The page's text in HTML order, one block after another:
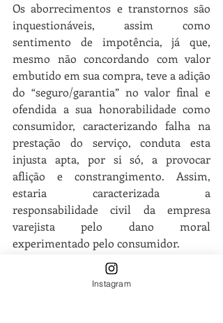
Os aborrecimentos e transtornos são
inquestionáveis, assim como
sentimento de impotência, já que,
mesmo não concordando com valor
embutido em sua compra, teve a adição
do “seguro/garantia” no valor final e
ofendida a sua honorabilidade como
consumidor, caracterizando falha na
prestação do serviço, conduta esta
injusta apta, por si só, a provocar
aflição e constrangimento. Assim,
estaria caracterizada a
responsabilidade civil da empresa
varejista pelo dano moral
experimentado pelo consumidor.
Fique atento aos seus direitos! Em caso
de dúvidas entre em contato pelo e-
Instagram